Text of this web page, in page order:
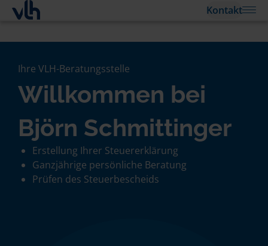
Kontakt
Ihre VLH-Beratungsstelle
Willkommen bei
Björn Schmittinger
Erstellung Ihrer Steuererklärung
Ganzjährige persönliche Beratung
Prüfen des Steuerbescheids